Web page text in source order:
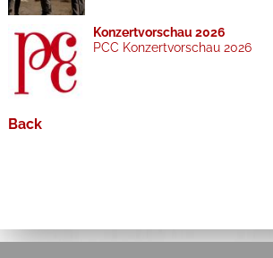
Konzertvorschau 2026
PCC Konzertvorschau 2026
Back